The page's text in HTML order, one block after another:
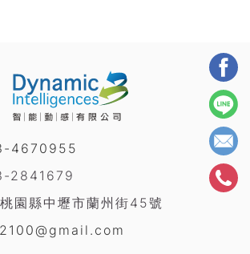
4670955
2841679
園縣中壢市蘭州街45號